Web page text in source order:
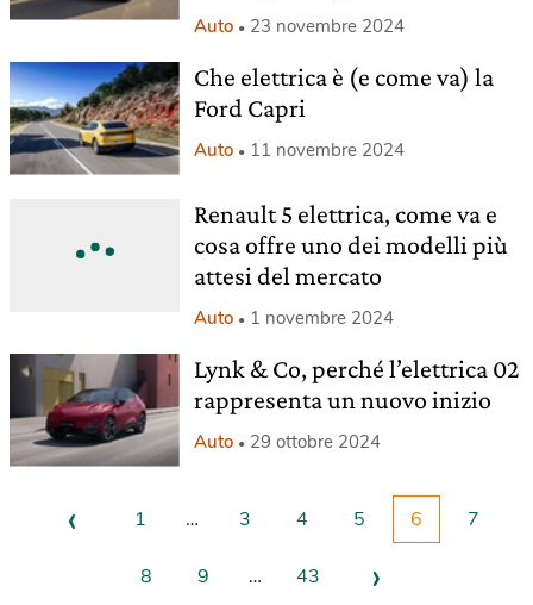
Auto 23 novembre 2024
Che elettrica è (e come va) la
Ford Capri
Auto 11 novembre 2024
Renault 5 elettrica, come va e
cosa offre uno dei modelli più
attesi del mercato
Auto 1 novembre 2024
Lynk & Co, perché l’elettrica 02
rappresenta un nuovo inizio
Auto 29 ottobre 2024
‹ 1 … 3 4 5 6 7
8 9 … 43 ›